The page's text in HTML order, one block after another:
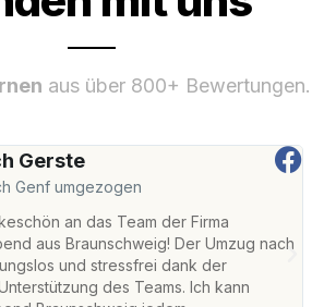
aus über 800+ Bewertungen.
Gerste
Genf umgezogen
an das Team der Firma
aus Braunschweig! Der Umzug nach
und stressfrei dank der
des Teams. Ich kann